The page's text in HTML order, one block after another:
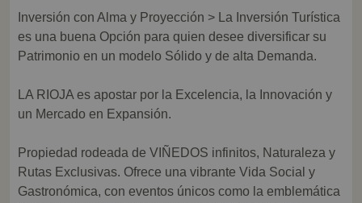
Inversión con Alma y Proyección > La Inversión Turística
es una buena Opción para quien desee diversificar su
Patrimonio en un modelo Sólido y de alta Demanda.
LA RIOJA es apostar por la Excelencia, la Innovación y
un Mercado en Expansión.
Propiedad rodeada de VIÑEDOS infinitos, Naturaleza y
Rutas Exclusivas. Ofrece una vibrante Vida Social y
Gastronómica, con eventos únicos como la emblemática